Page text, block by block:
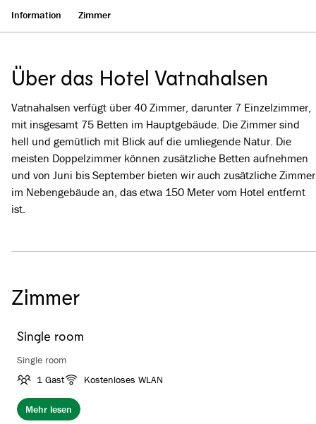
Information Zimmer
Über das Hotel Vatnahalsen
Vatnahalsen verfügt über 40 Zimmer, darunter 7 Einzelzimmer,
mit insgesamt 75 Betten im Hauptgebäude. Die Zimmer sind
hell und gemütlich mit Blick auf die umliegende Natur. Die
meisten Doppelzimmer können zusätzliche Betten aufnehmen
und von Juni bis September bieten wir auch zusätzliche Zimmer
im Nebengebäude an, das etwa 150 Meter vom Hotel entfernt
ist.
Zimmer
Single room
Single room
1 Gast
Kostenloses WLAN
Mehr lesen